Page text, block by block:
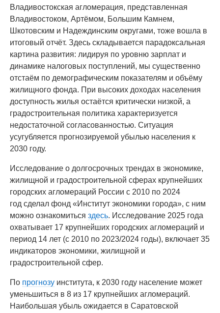
Владивостокская агломерация, представленная
Владивостоком, Артёмом, Большим Камнем,
Шкотовским и Надеждинским округами, тоже вошла в
итоговый отчёт. Здесь складывается парадоксальная
картина развития: лидируя по уровню зарплат и
динамике налоговых поступлений, мы существенно
отстаём по демографическим показателям и объёму
жилищного фонда. При высоких доходах населения
доступность жилья остаётся критически низкой, а
градостроительная политика характеризуется
недостаточной согласованностью. Ситуация
усугубляется прогнозируемой убылью населения к
2030 году.
Исследование о долгосрочных трендах в экономике,
жилищной и градостроительной сферах крупнейших
городских агломераций России с 2010 по 2024
год сделал фонд «Институт экономики города», с ним
можно ознакомиться здесь. Исследование 2025 года
охватывает 17 крупнейших городских агломераций и
период 14 лет (с 2010 по 2023/2024 годы), включает 35
индикаторов экономики, жилищной и
градостроительной сфер.
По прогнозу института, к 2030 году население может
уменьшиться в 8 из 17 крупнейших агломераций.
Наибольшая убыль ожидается в Саратовской